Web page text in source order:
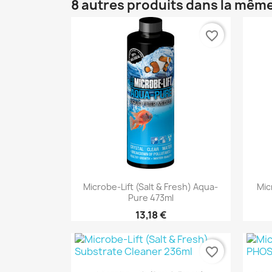
8 autres produits dans la
 Aperçu rapide
Microbe-Lift (Salt & Fresh) Aqua-
Pure 473ml
13,18 €
favorite_border
favorite_border